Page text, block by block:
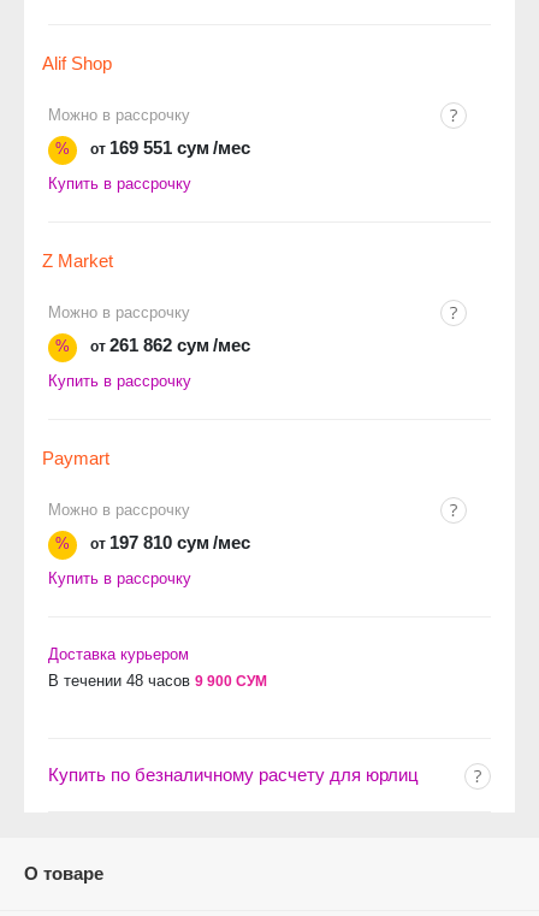
Alif Shop
Можно в рассрочку
%
от 169 551 сум /мес
Купить в рассрочку
Z Market
Можно в рассрочку
%
от 261 862 сум /мес
Купить в рассрочку
Paymart
Можно в рассрочку
%
от 197 810 сум /мес
Купить в рассрочку
Доставка курьером
В течении 48 часов 9 900 СУМ
Купить по безналичному расчету для юрлиц
О товаре